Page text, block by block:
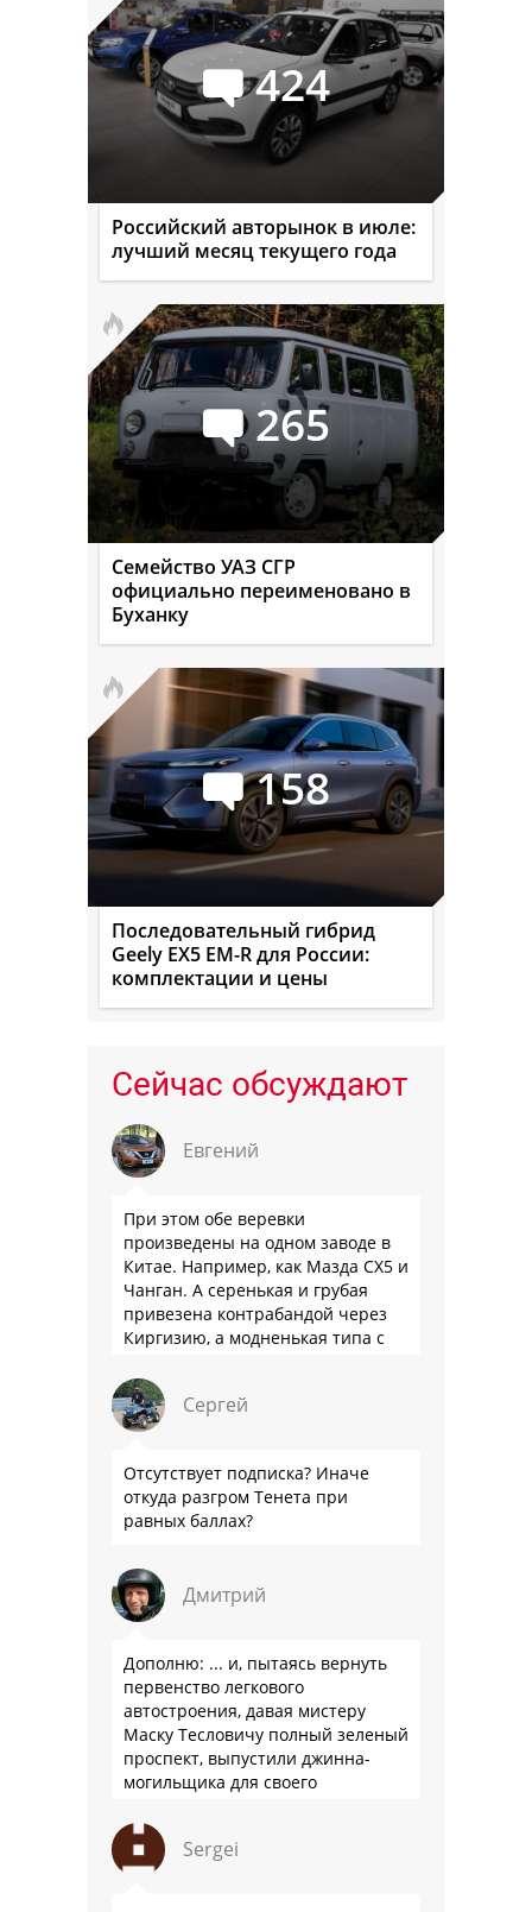
424
Российский авторынок в июле:
лучший месяц текущего года
265
Семейство УАЗ СГР
официально переименовано в
Буханку
158
Последовательный гибрид
Geely EX5 EM-R для России:
комплектации и цены
Сейчас обсуждают
Евгений
При этом обе веревки
произведены на одном заводе в
Китае. Например, как Мазда СХ5 и
Чанган. А серенькая и грубая
привезена контрабандой через
Киргизию, а модненькая типа с
Сергей
Отсутствует подписка? Иначе
откуда разгром Тенета при
равных баллах?
Дмитрий
Дополню: ... и, пытаясь вернуть
первенство легкового
автостроения, давая мистеру
Маску Тесловичу полный зеленый
проспект, выпустили джинна-
могильщика для своего
Sergei